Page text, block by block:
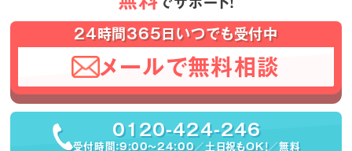
24時間365日いつでも受付中
メールで無料相談
0120-424-246
受付時間：9:00〜24:00／土日祝もOK！／無料